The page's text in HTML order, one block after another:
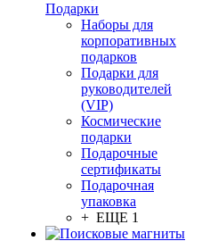
Подарки
Наборы для
корпоративных
подарков
Подарки для
руководителей
(VIP)
Космические
подарки
Подарочные
сертификаты
Подарочная
упаковка
+ ЕЩЕ 1